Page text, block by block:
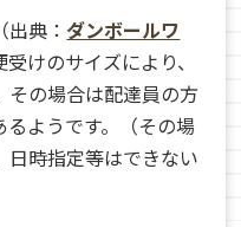
出典：ダンボールワ
けのサイズにより、
その場合は配達員の方
ようです。（その場
日時指定等はできない